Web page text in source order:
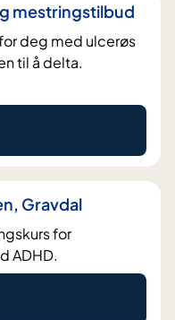
mestringstilbud
deg med ulcerøs
til å delta.
Gravdal
for
ADHD.